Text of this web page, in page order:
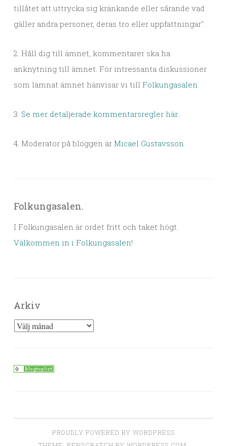
tillåtet att uttrycka sig kränkande eller sårande vad
gäller andra personer, deras tro eller uppfattningar".
2. Håll dig till ämnet, kommentarer ska ha
anknytning till ämnet. För intressanta diskussioner
som lämnat ämnet hänvisar vi till Folkungasalen.
3. Se mer detaljerade kommentarsregler här..
4. Moderator på bloggen är Micael Gustavsson
Folkungasalen.
I Folkungasalen är ordet fritt och taket högt.
Välkommen in i Folkungasalen!
Arkiv
Arkiv
PROUDLY POWERED BY WORDPRESS